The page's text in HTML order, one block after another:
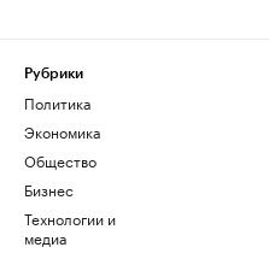
Рубрики
Политика
Экономика
Общество
Бизнес
Технологии и
медиа